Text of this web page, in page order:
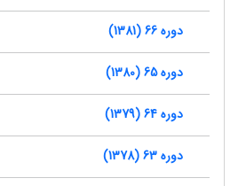
دوره 66 (1381)
دوره 65 (1380)
دوره 64 (1379)
دوره 63 (1378)